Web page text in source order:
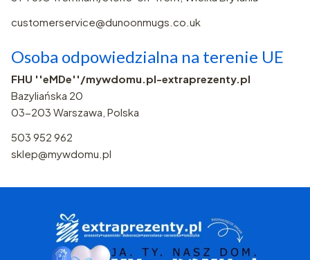
customerservice@dunoonmugs.co.uk
Osoba odpowiedzialna na terenie UE
FHU ''eMDe''/mywdomu.pl-extraprezenty.pl
Bazyliańska 20
03-203 Warszawa, Polska
503 952 962
sklep@mywdomu.pl